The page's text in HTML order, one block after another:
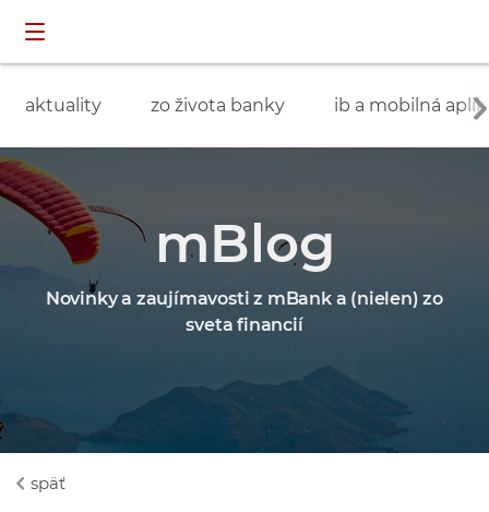
aktuality zo života banky ib a mobilná
mBlog
Novinky a zaujímavosti z mBank a (nielen) zo
sveta financií
späť